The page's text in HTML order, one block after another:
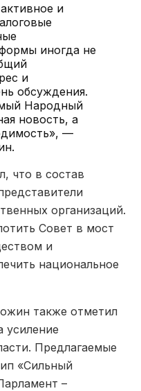
активное и
иногда не
и
обсуждения.
Народный
новость, а
», —
что в состав
организаций.
Совет в мост
и
национальное
также отметил
усиление
Предлагаемые
«Сильный
–